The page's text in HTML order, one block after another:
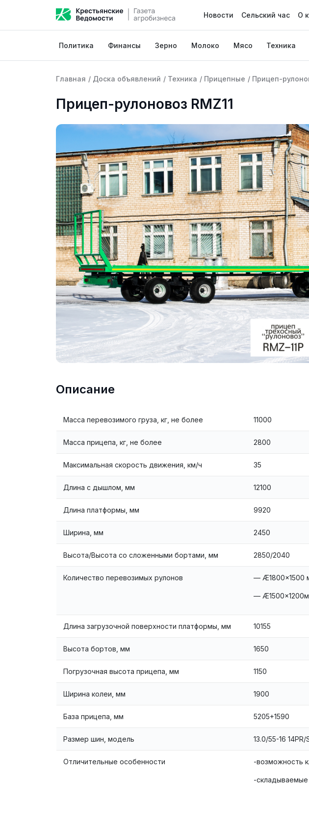
Новости Сельский час О
Политика Финансы Зерно Молоко Мясо Техника
Главная / Доска объявлений / Техника / Прицепные / Прицеп-
Прицеп-рулоновоз RMZ11
Описание
Масса перевозимого груза, кг, не более 11000
Масса прицепа, кг, не более 2800
Максимальная скорость движения, км/ч 35
Длина с дышлом, мм 12100
Длина платформы, мм 9920
Ширина, мм 2450
Высота/Высота со сложенными бортами, мм 2850/2040
Количество перевозимых рулонов — Æ1800×1500
—
Длина загрузочной поверхности платформы, мм 10155
Высота бортов, мм 1650
Погрузочная высота прицепа, мм 1150
Ширина колеи, мм 1900
База прицепа, мм 5205+1590
Размер шин, модель 13.0/55-16 14PR/
Отличительные особенности -возможность
-складываемые